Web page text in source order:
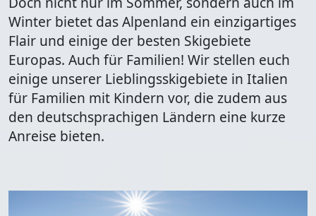
Winter bietet das Alpenland ein einzigartiges
Flair und einige der besten Skigebiete
Europas. Auch für Familien! Wir stellen euch
einige unserer Lieblingsskigebiete in Italien
für Familien mit Kindern vor, die zudem aus
den deutschsprachigen Ländern eine kurze
Anreise bieten.